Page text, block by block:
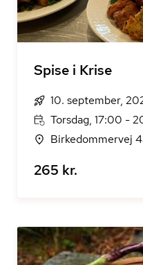
Spise i Krise
10. september,
Torsdag, 17:00 -
Birkedommervej
265 kr.